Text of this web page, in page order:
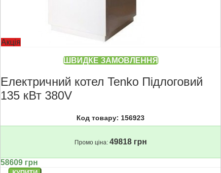
Акція
ШВИДКЕ ЗАМОВЛЕННЯ
Електричний котел Tenko Підлоговий
135 кВт 380V
Код товару: 156923
Промо ціна: 49818 грн
58609 грн